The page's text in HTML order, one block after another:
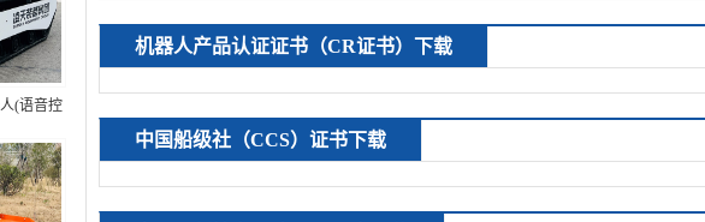
(语音控
（第8
机器人产品认证证书（CR证书）下载
中国船级社（CCS）证书下载